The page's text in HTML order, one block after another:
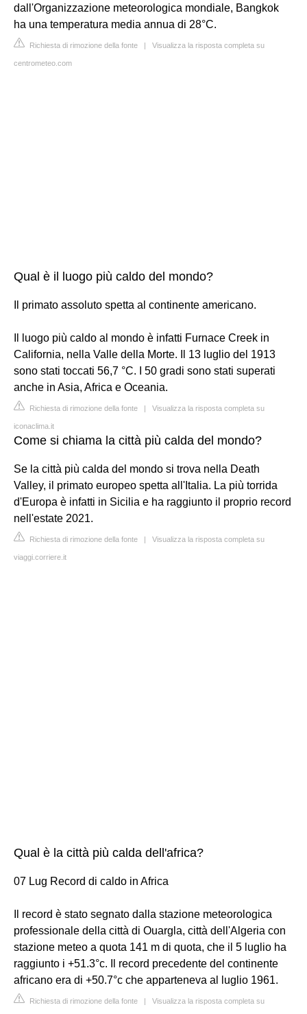
dall'Organizzazione meteorologica mondiale, Bangkok
ha una temperatura media annua di 28°C.
Richiesta di rimozione della fonte | Visualizza la risposta completa su
centrometeo.com
Qual è il luogo più caldo del mondo?
Il primato assoluto spetta al continente americano.
Il luogo più caldo al mondo è infatti Furnace Creek in
California, nella Valle della Morte. Il 13 luglio del 1913
sono stati toccati 56,7 °C. I 50 gradi sono stati superati
anche in Asia, Africa e Oceania.
Richiesta di rimozione della fonte | Visualizza la risposta completa su
iconaclima.it
Come si chiama la città più calda del mondo?
Se la città più calda del mondo si trova nella Death
Valley, il primato europeo spetta all'Italia. La più torrida
d'Europa è infatti in Sicilia e ha raggiunto il proprio record
nell'estate 2021.
Richiesta di rimozione della fonte | Visualizza la risposta completa su
viaggi.corriere.it
Qual è la città più calda dell'africa?
07 Lug Record di caldo in Africa
Il record è stato segnato dalla stazione meteorologica
professionale della città di Ouargla, città dell'Algeria con
stazione meteo a quota 141 m di quota, che il 5 luglio ha
raggiunto i +51.3°c. Il record precedente del continente
africano era di +50.7°c che apparteneva al luglio 1961.
Richiesta di rimozione della fonte | Visualizza la risposta completa su